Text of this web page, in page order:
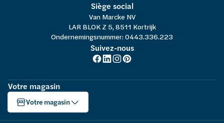
Siège social
Van Marcke NV
LAR BLOK Z 5, 8511 Kortrijk
Ondernemingsnummer: 0443.336.223
Suivez-nous
Votre magasin
Votre magasin